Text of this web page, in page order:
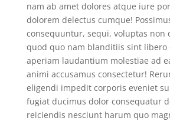
nam ab amet dolores atque iure
dolorem delectus cumque!
consequuntur, sequi, voluptas non
quod quo nam blanditiis sint libero
aperiam laudantium molestiae ad
animi accusamus consectetur!
eligendi impedit corporis eveniet
fugiat ducimus dolor consequatur
reiciendis nesciunt harum quo